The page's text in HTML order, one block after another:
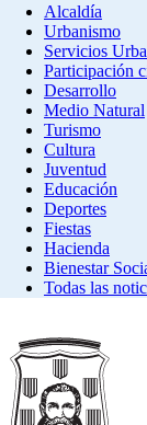
Alcaldía
Urbanismo
Servicios
Participación
Desarrollo
Medio Natural
Turismo
Cultura
Juventud
Educación
Deportes
Fiestas
Hacienda
Bienestar
Todas las